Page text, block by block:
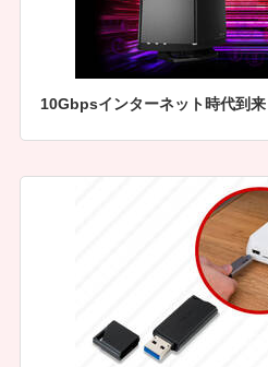
10Gbpsインターネット時代到